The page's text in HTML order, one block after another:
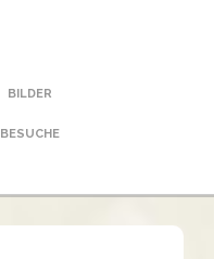
BILDER
BESUCHE